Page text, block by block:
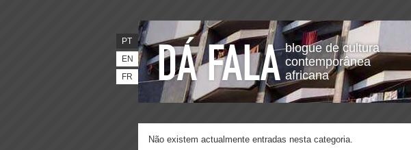
blogue de cultura
contemporânea
africana
PT
EN
FR
Não existem actualmente entradas nesta categoria.